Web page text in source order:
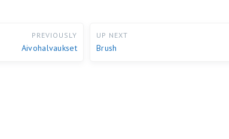
PREVIOUSLY
Aivohalvaukset
UP NEXT
Brush